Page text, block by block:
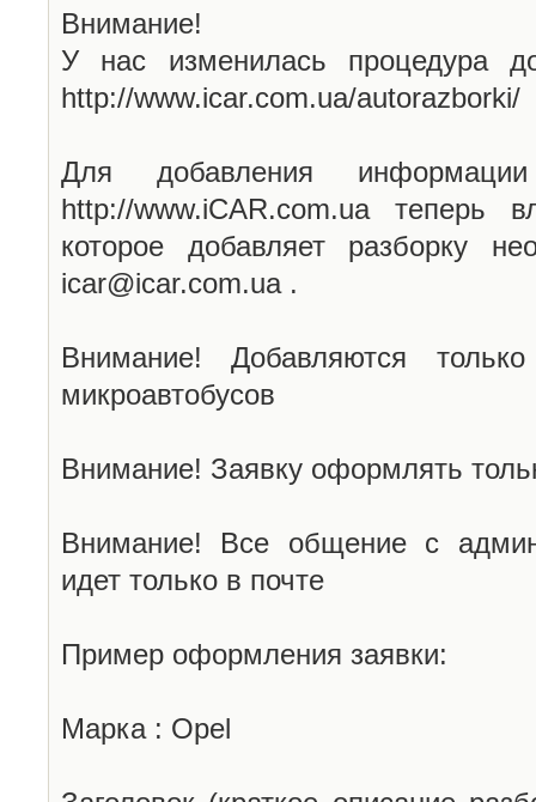
Внимание!
У нас изменилась процедура
http://www.icar.com.ua/autorazborki/
Для добавления
http://www.iCAR.com.ua теперь
которое добавляет разборку
icar@icar.com.ua .
Внимание! Добавляются
микроавтобусов
Внимание! Заявку оформлять
Внимание! Все общение с
идет только в почте
Пример оформления заявки:
Марка : Opel